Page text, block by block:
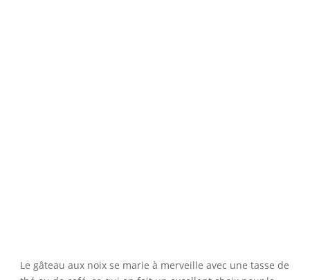
Le gâteau aux noix se marie à merveille avec une tasse de